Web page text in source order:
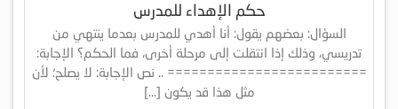
حكم الإهداء للمدرس
السؤال: بعضهم يقول: أنا أهدي للمدرس بعدما ينتهي من
تدريسي، وذلك إذا انتقلت إلى مرحلة أخرى، فما الحكم؟ الإجابة:
========================= .. نص الإجابة: لا يصلح؛ لأن
مثل هذا قد يكون […]